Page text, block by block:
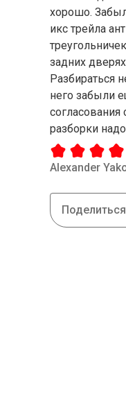
хорошо.
икс трейла
задних
Разбираться
него забыли
согласования
разборки
Alexander